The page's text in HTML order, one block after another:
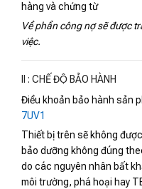
hàng và chứng từ
Về phần công nợ sẽ được
việc.
II : CHẾ ĐỘ BẢO HÀNH
Điều khoản bảo hành sản
7UV1
Thiết bị trên sẽ không
bảo dưỡng không đúng
do các nguyên nhân bất
môi trường, phá hoại hay